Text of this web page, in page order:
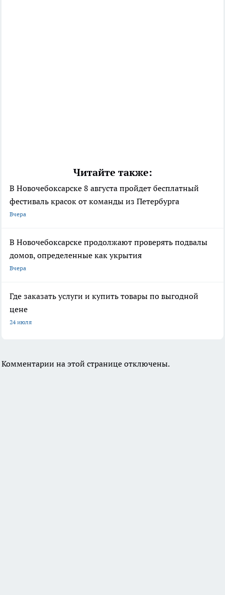
Читайте также:
В Новочебоксарске 8 августа пройдет бесплатный
фестиваль красок от команды из Петербурга
Вчера
В Новочебоксарске продолжают проверять подвалы
домов, определенные как укрытия
Вчера
Где заказать услуги и купить товары по выгодной
цене
24 июля
Комментарии на этой странице отключены.